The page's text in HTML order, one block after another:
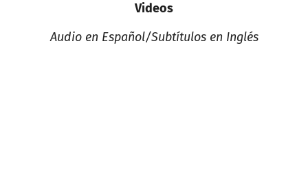
Videos
Audio en Español/Subtítulos en Inglés